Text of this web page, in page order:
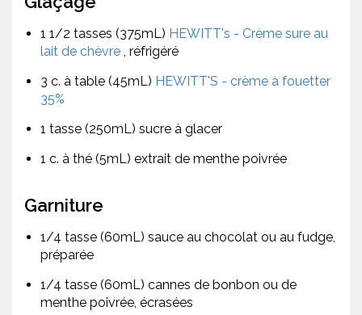
1 1/2 tasses (375mL) HEWITT's - Crème sure au
lait de chèvre , réfrigéré
3 c. à table (45mL) HEWITT'S - crème à fouetter
35%
1 tasse (250mL) sucre à glacer
1 c. à thé (5mL) extrait de menthe poivrée
Garniture
1/4 tasse (60mL) sauce au chocolat ou au fudge,
préparée
1/4 tasse (60mL) cannes de bonbon ou de
menthe poivrée, écrasées